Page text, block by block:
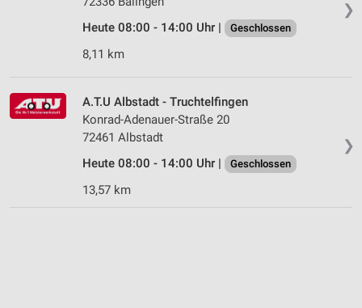
❯
Heute 08:00 - 14:00 Uhr |
Geschlossen
8,11 km
❯
A.T.U Albstadt - Truchtelfingen
Konrad-Adenauer-Straße 20
72461 Albstadt
Heute 08:00 - 14:00 Uhr |
Geschlossen
13,57 km